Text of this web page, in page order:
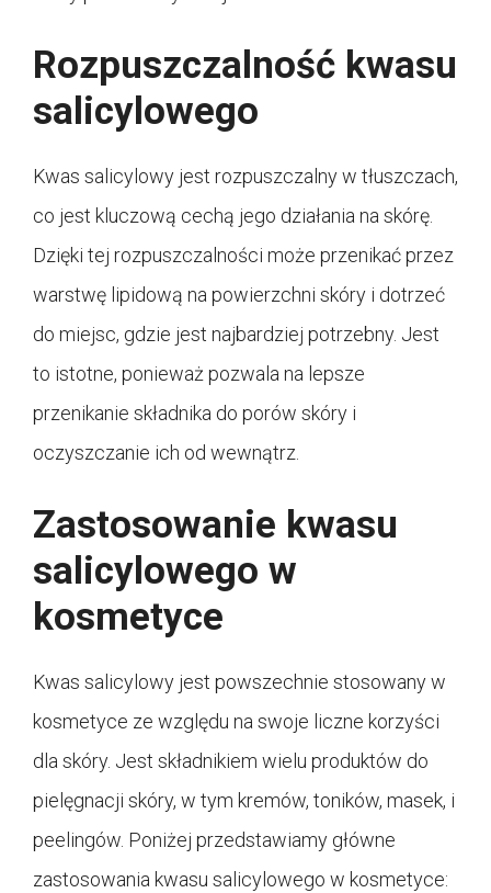
Rozpuszczalność kwasu
salicylowego
Kwas salicylowy jest rozpuszczalny w tłuszczach,
co jest kluczową cechą jego działania na skórę.
Dzięki tej rozpuszczalności może przenikać przez
warstwę lipidową na powierzchni skóry i dotrzeć
do miejsc, gdzie jest najbardziej potrzebny. Jest
to istotne, ponieważ pozwala na lepsze
przenikanie składnika do porów skóry i
oczyszczanie ich od wewnątrz.
Zastosowanie kwasu
salicylowego w
kosmetyce
Kwas salicylowy jest powszechnie stosowany w
kosmetyce ze względu na swoje liczne korzyści
dla skóry. Jest składnikiem wielu produktów do
pielęgnacji skóry, w tym kremów, toników, masek, i
peelingów. Poniżej przedstawiamy główne
zastosowania kwasu salicylowego w kosmetyce: